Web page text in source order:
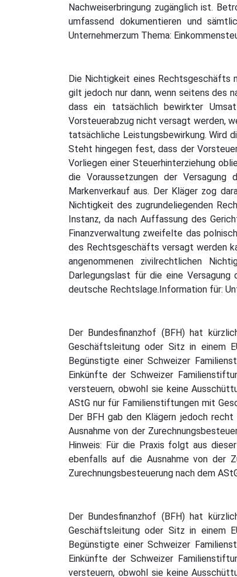
Nachweiserbringung zugänglich ist.
umfassend dokumentieren und
Unternehmerzum Thema:
Die Nichtigkeit eines Rechtsgeschäfts
gilt jedoch nur dann, wenn seitens des
dass ein tatsächlich bewirkter
Vorsteuerabzug nicht versagt werden,
tatsächliche Leistungsbewirkung. Wird
Steht hingegen fest, dass der
Vorliegen einer Steuerhinterziehung
die Voraussetzungen der
Markenverkauf aus. Der Kläger zog
Nichtigkeit des zugrundeliegenden
Instanz, da nach Auffassung des
Finanzverwaltung zweifelte das
des Rechtsgeschäfts versagt werden
angenommenen zivilrechtlichen
Darlegungslast für die eine
deutsche Rechtslage.Information für:
Der Bundesfinanzhof (BFH) hat
Geschäftsleitung oder Sitz in einem
Begünstigte einer Schweizer
Einkünfte der Schweizer
versteuern, obwohl sie keine
AStG nur für Familienstiftungen mit
Der BFH gab den Klägern jedoch
Ausnahme von der
Hinweis: Für die Praxis folgt aus
ebenfalls auf die Ausnahme von der
Zurechnungsbesteuerung nach dem
Der Bundesfinanzhof (BFH) hat
Geschäftsleitung oder Sitz in einem
Begünstigte einer Schweizer
Einkünfte der Schweizer
versteuern, obwohl sie keine